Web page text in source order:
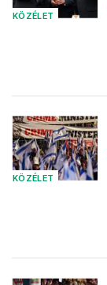
KÖZÉLET
KÖZÉLET